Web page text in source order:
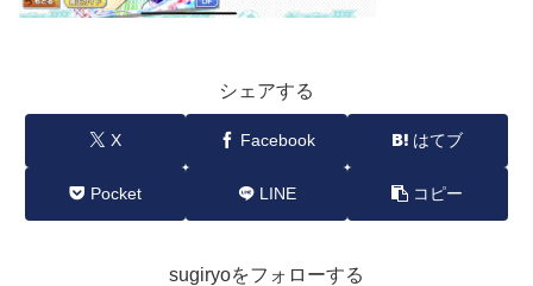
シェアする
X Facebook はてブ
Pocket LINE コピー
sugiryoをフォローする